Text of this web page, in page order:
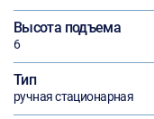
Высота подъема
6
Тип
ручная стационарная